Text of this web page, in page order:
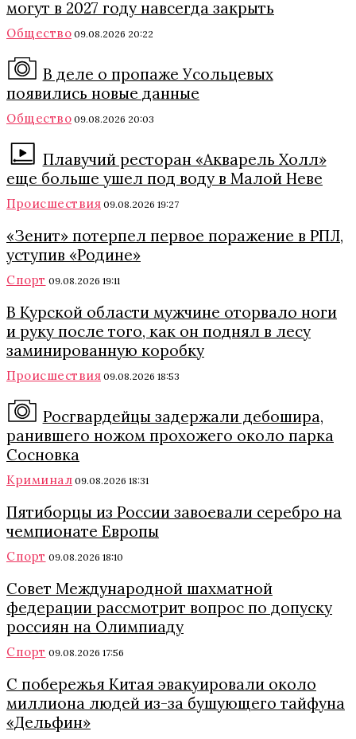
могут в 2027 году навсегда закрыть
Общество 09.08.2026 20:22
В деле о пропаже Усольцевых
появились новые данные
Общество 09.08.2026 20:03
Плавучий ресторан «Акварель Холл»
еще больше ушел под воду в Малой Неве
Происшествия 09.08.2026 19:27
«Зенит» потерпел первое поражение в РПЛ,
уступив «Родине»
Спорт 09.08.2026 19:11
В Курской области мужчине оторвало ноги
и руку после того, как он поднял в лесу
заминированную коробку
Происшествия 09.08.2026 18:53
Росгвардейцы задержали дебошира,
ранившего ножом прохожего около парка
Сосновка
Криминал 09.08.2026 18:31
Пятиборцы из России завоевали серебро на
чемпионате Европы
Спорт 09.08.2026 18:10
Совет Международной шахматной
федерации рассмотрит вопрос по допуску
россиян на Олимпиаду
Спорт 09.08.2026 17:56
С побережья Китая эвакуировали около
миллиона людей из-за бушующего тайфуна
«Дельфин»